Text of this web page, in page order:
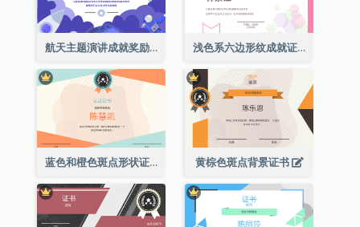
航天主题演讲成就奖励证书 浅色系六边形纹成就证书
蓝色和橙色斑点形状证书 黄棕色斑点背景证书